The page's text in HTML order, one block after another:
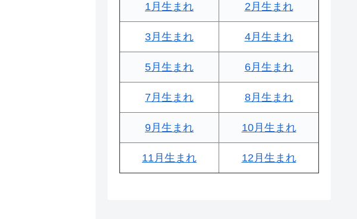
1月生まれ 2月生まれ
3月生まれ 4月生まれ
5月生まれ 6月生まれ
7月生まれ 8月生まれ
9月生まれ 10月生まれ
11月生まれ 12月生まれ